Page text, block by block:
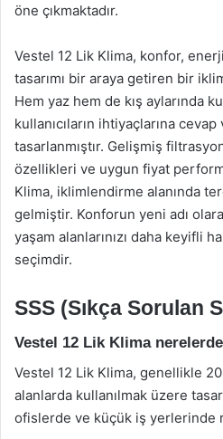
öne çıkmaktadır.
Vestel 12 Lik Klima, konfor,
tasarımı bir araya getiren bir
Hem yaz hem de kış aylarında
kullanıcıların ihtiyaçlarına
tasarlanmıştır. Gelişmiş
özellikleri ve uygun fiyat
Klima, iklimlendirme alanında
gelmiştir. Konforun yeni adı
yaşam alanlarınızı daha keyifli
seçimdir.
SSS (Sıkça Sorulan
Vestel 12 Lik Klima
Vestel 12 Lik Klima, genellikle
alanlarda kullanılmak üzere
ofislerde ve küçük iş yerlerinde